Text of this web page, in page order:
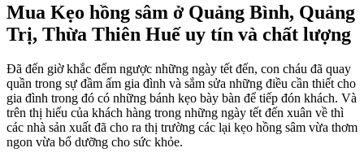
Mua Kẹo hồng sâm ở Quảng Bình, Quảng
Trị, Thừa Thiên Huế uy tín và chất lượng
Đã đến giờ khắc đếm ngược những ngày tết đến, con cháu đã quay
quần trong sự đầm ấm gia đình và sắm sửa những điều cần thiết cho
gia đình trong đó có những bánh kẹo bày bàn để tiếp đón khách. Và
trên thị hiếu của khách hàng trong những ngày tết đến xuân về thì
các nhà sản xuất đã cho ra thị trường các lại kẹo hồng sâm vừa thơm
ngon vừa bổ dưỡng cho sức khỏe.